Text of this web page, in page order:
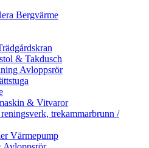
Bergvärme
& Takdusch
Avloppsrör
& Vitvaror
trekammarbrunn /
Värmepump